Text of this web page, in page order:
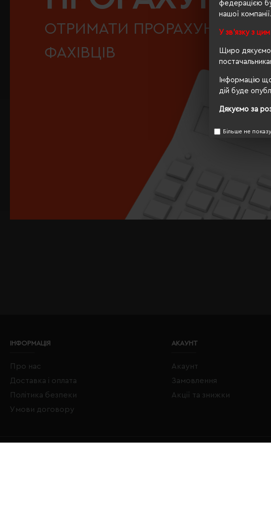
федерацією
нашої компанії.
У зв'язку з
Щиро дякуємо
Інформацію
дій буде
Дякуємо за
Більше не
ОТРИМАТИ ПРОРАХУНОК
ФАХІВЦІВ
ІНФОРМАЦІЯ
Про нас
Доставка і оплата
Політика безпеки
Умови договору
АКАУНТ
Акаунт
Замовлення
Акції та знижки